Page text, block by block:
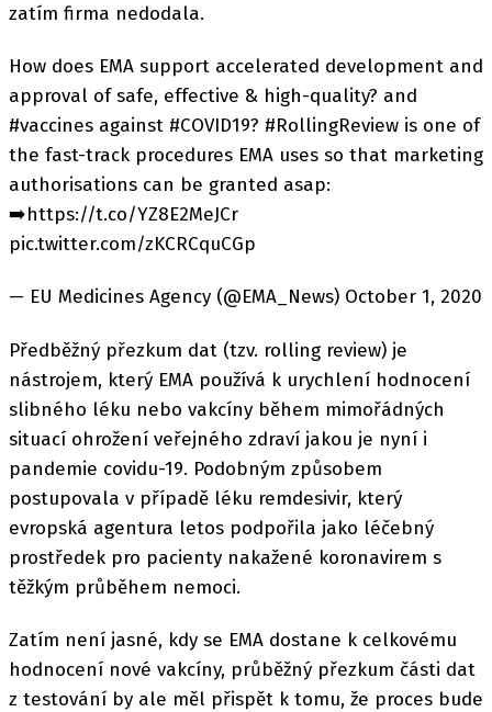
zatím firma nedodala.
How does EMA support accelerated development and
approval of safe, effective & high-quality? and
#vaccines against #COVID19? #RollingReview is one of
the fast-track procedures EMA uses so that marketing
authorisations can be granted asap:
➡️https://t.co/YZ8E2MeJCr
pic.twitter.com/zKCRCquCGp
— EU Medicines Agency (@EMA_News) October 1, 2020
Předběžný přezkum dat (tzv. rolling review) je
nástrojem, který EMA používá k urychlení hodnocení
slibného léku nebo vakcíny během mimořádných
situací ohrožení veřejného zdraví jakou je nyní i
pandemie covidu-19. Podobným způsobem
postupovala v případě léku remdesivir, který
evropská agentura letos podpořila jako léčebný
prostředek pro pacienty nakažené koronavirem s
těžkým průběhem nemoci.
Zatím není jasné, kdy se EMA dostane k celkovému
hodnocení nové vakcíny, průběžný přezkum části dat
z testování by ale měl přispět k tomu, že proces bude